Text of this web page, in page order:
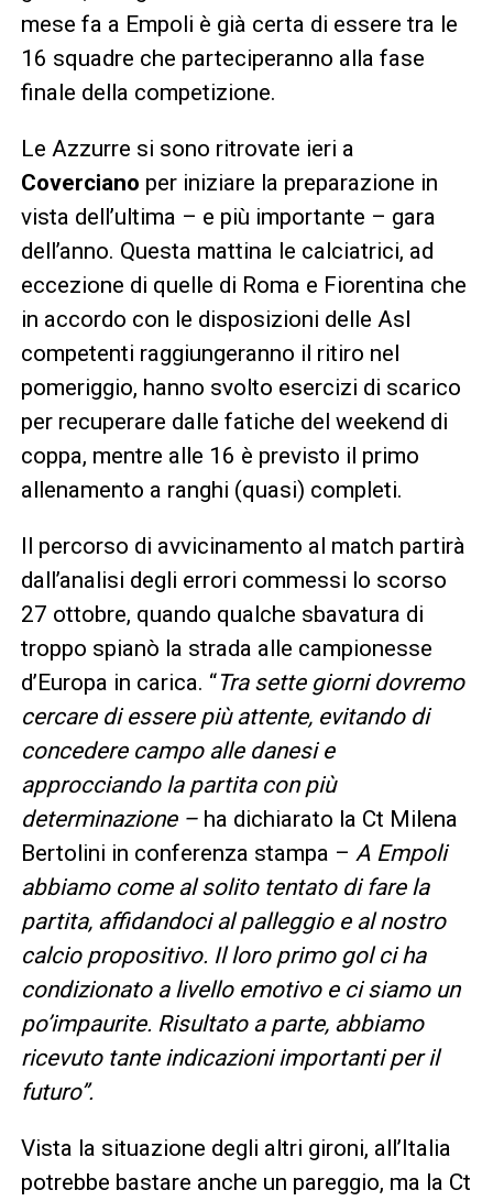
mese fa a Empoli è già certa di essere tra le
16 squadre che parteciperanno alla fase
finale della competizione.
Le Azzurre si sono ritrovate ieri a
Coverciano per iniziare la preparazione in
vista dell’ultima – e più importante – gara
dell’anno. Questa mattina le calciatrici, ad
eccezione di quelle di Roma e Fiorentina che
in accordo con le disposizioni delle Asl
competenti raggiungeranno il ritiro nel
pomeriggio, hanno svolto esercizi di scarico
per recuperare dalle fatiche del weekend di
coppa, mentre alle 16 è previsto il primo
allenamento a ranghi (quasi) completi.
Il percorso di avvicinamento al match partirà
dall’analisi degli errori commessi lo scorso
27 ottobre, quando qualche sbavatura di
troppo spianò la strada alle campionesse
d’Europa in carica. “Tra sette giorni dovremo
cercare di essere più attente, evitando di
concedere campo alle danesi e
approcciando la partita con più
determinazione –ha dichiarato la Ct Milena
Bertolini in conferenza stampa – A Empoli
abbiamo come al solito tentato di fare la
partita, affidandoci al palleggio e al nostro
calcio propositivo. Il loro primo gol ci ha
condizionato a livello emotivo e ci siamo un
po’impaurite. Risultato a parte, abbiamo
ricevuto tante indicazioni importanti per il
futuro”.
Vista la situazione degli altri gironi, all’Italia
potrebbe bastare anche un pareggio, ma la Ct